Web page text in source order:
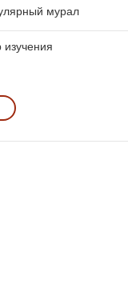
мурал
изучения